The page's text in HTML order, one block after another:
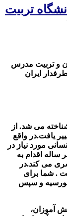
تربیت
و تربیت مدرس
ایران
می شد. از
یافت.در واقع
مورد نیاز در
اقدام به
می کند.در
. شما برای
بورسیه و سپس
آموزان،